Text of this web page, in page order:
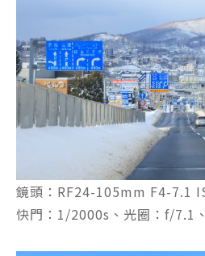
鏡頭：RF24-105mm F4-7.1
快門：1/2000s、光圈：f/7.1